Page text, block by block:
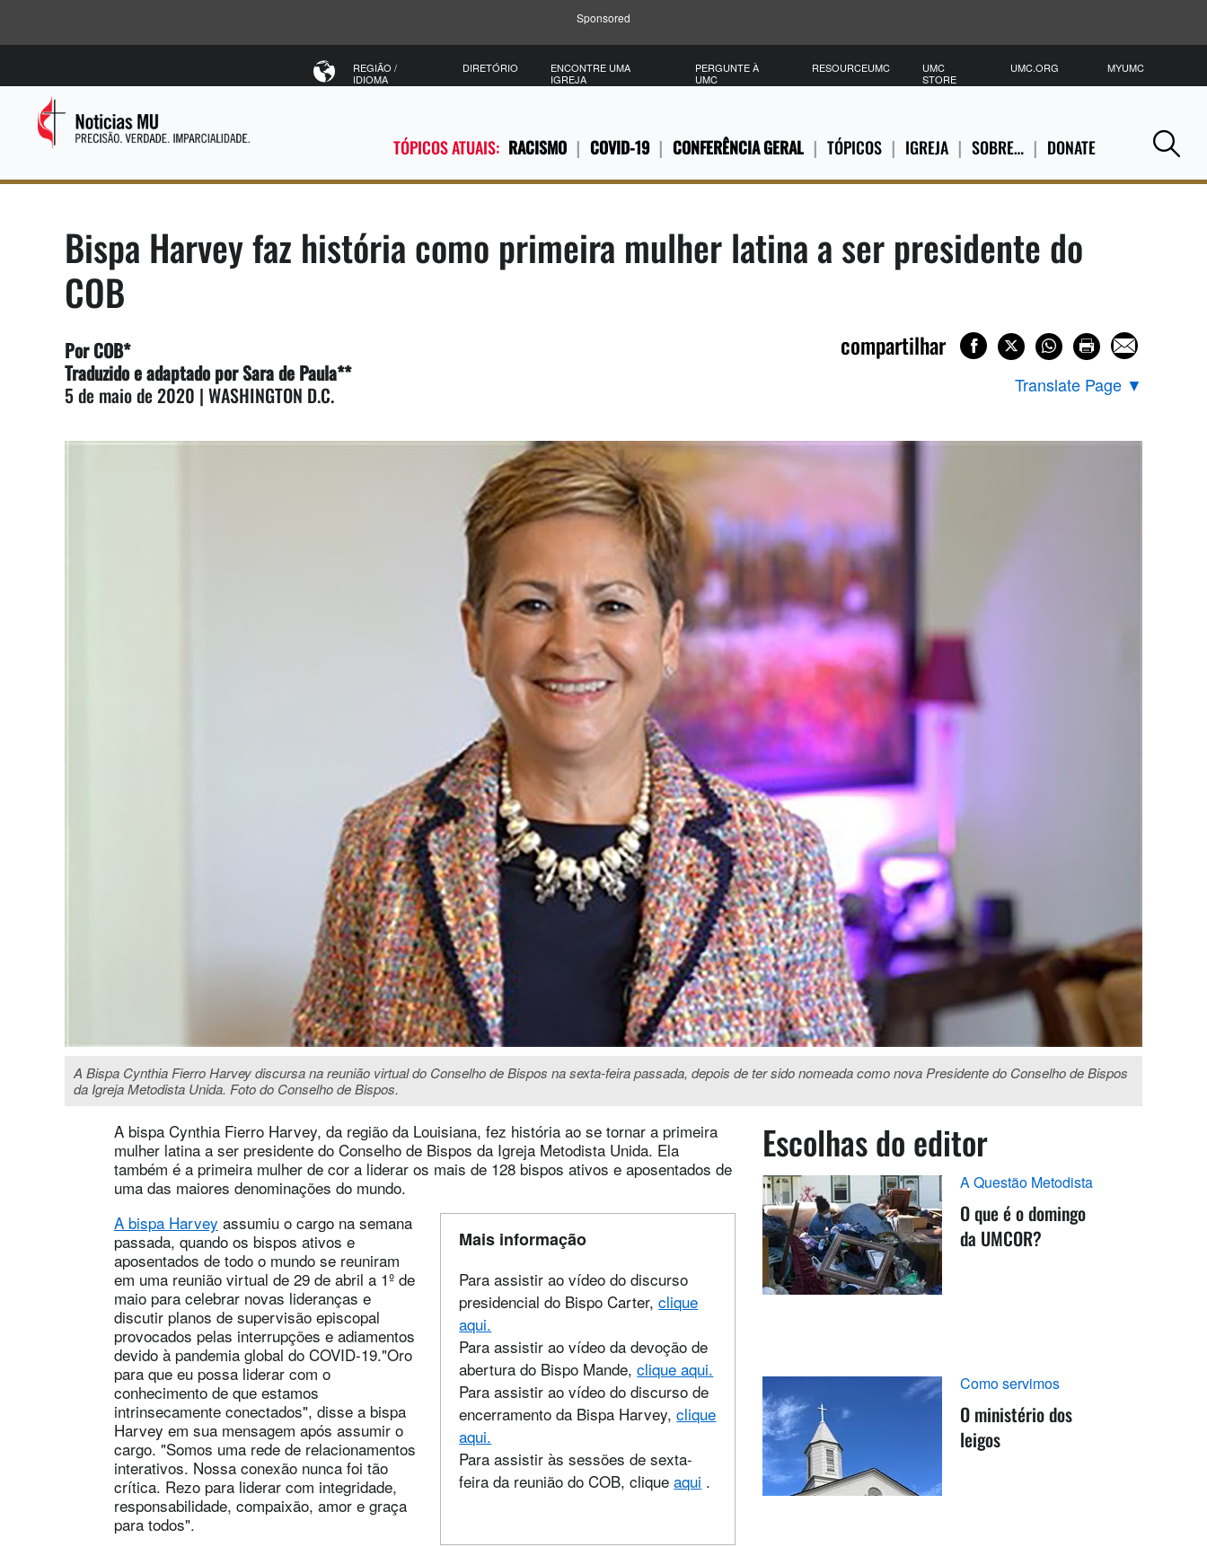
Sponsored
TÓPICOS ATUAIS: RACISMO COVID-19 CONFERÊNCIA GERAL TÓPICOS IGREJA SOBRE… DONATE
REGIÃO /
IDIOMA
DIRETÓRIO
ENCONTRE UMA
IGREJA
PERGUNTE À
UMC
RESOURCEUMC
UMC
STORE
UMC.ORG MYUMC
Bispa Harvey faz história como primeira mulher latina a ser presidente do
COB
Por COB*
Traduzido e adaptado por Sara de Paula**
5 de maio de 2020 | WASHINGTON D.C.
compartilhar
Translate Page ▼
A Bispa Cynthia Fierro Harvey discursa na reunião virtual do Conselho de Bispos na sexta-feira passada, depois de ter sido nomeada como nova Presidente do Conselho de Bispos
da Igreja Metodista Unida. Foto do Conselho de Bispos.
A bispa Cynthia Fierro Harvey, da região da Louisiana, fez história ao se tornar a primeira
mulher latina a ser presidente do Conselho de Bispos da Igreja Metodista Unida. Ela
também é a primeira mulher de cor a liderar os mais de 128 bispos ativos e aposentados de
uma das maiores denominações do mundo.
Mais informação
Para assistir ao vídeo do discurso
presidencial do Bispo Carter,clique
aqui.
Para assistir ao vídeo da devoção de
abertura do Bispo Mande,clique aqui.
Para assistir ao vídeo do discurso de
encerramento da Bispa Harvey,clique
aqui.
Para assistir às sessões de sexta-
feira da reunião do COB, cliqueaqui .
A bispa Harvey assumiu o cargo na semana
passada, quando os bispos ativos e
aposentados de todo o mundo se reuniram
em uma reunião virtual de 29 de abril a 1º de
maio para celebrar novas lideranças e
discutir planos de supervisão episcopal
provocados pelas interrupções e adiamentos
devido à pandemia global do COVID-19."Oro
para que eu possa liderar com o
conhecimento de que estamos
intrinsecamente conectados", disse a bispa
Harvey em sua mensagem após assumir o
cargo. "Somos uma rede de relacionamentos
interativos. Nossa conexão nunca foi tão
crítica. Rezo para liderar com integridade,
responsabilidade, compaixão, amor e graça
para todos".
Escolhas do editor
A Questão Metodista
O que é o domingo
da UMCOR?
Como servimos
O ministério dos
leigos